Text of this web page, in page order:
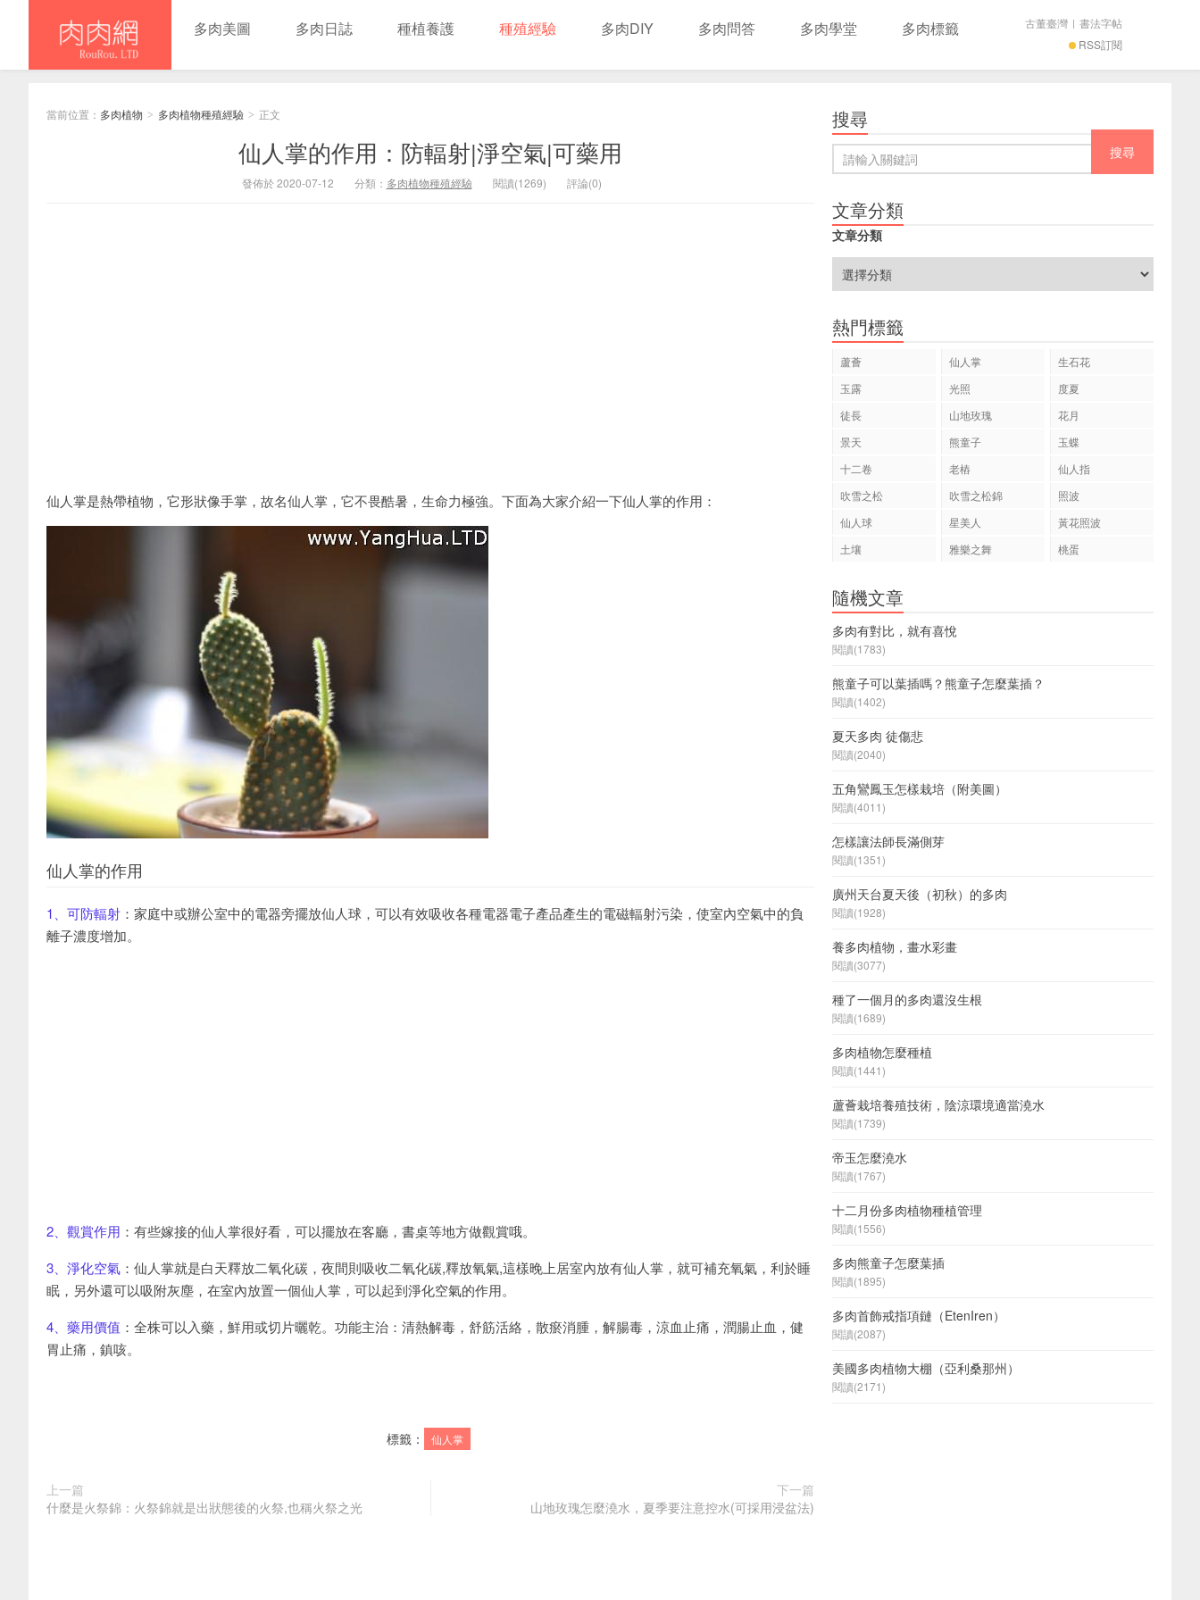
多肉美圖 多肉日誌 種植養護 種殖經驗 多肉DIY 多肉問答 多肉學堂 多肉標籤
RSS訂閱
古董臺灣 | 書法字帖
當前位置： 多肉植物 > 多肉植物種殖經驗 > 正文
仙人掌的作用：防輻射|淨空氣|可藥用
發佈於 2020-07-12 分類： 多肉植物種殖經驗 閱讀(1269) 評論(0)
仙人掌是熱帶植物，它形狀像手掌，故名仙人掌，它不畏酷暑，生命力極強。下面為大家介紹一下仙人掌的作用：
仙人掌的作用
1、可防輻射 ： 家庭中或辦公室中的電器旁擺放仙人球，可以有效吸收各種電器電子產品產生的電磁輻射污染，使室內空氣中的負
離子濃度增加。
2、觀賞作用 ：有些嫁接的仙人掌很好看，可以擺放在客廳，書桌等地方做觀賞哦。
3、淨化空氣 ：仙人掌就是白天釋放二氧化碳，夜間則吸收二氧化碳,釋放氧氣,這樣晚上居室內放有仙人掌，就可補充氧氣，利於睡
眠，另外還可以吸附灰塵，在室內放置一個仙人掌，可以起到淨化空氣的作用。
4、藥用價值 ：全株可以入藥，鮮用或切片曬乾。功能主治：清熱解毒，舒筋活絡，散瘀消腫，解腸毒，涼血止痛，潤腸止血，健
胃止痛，鎮咳。
標籤： 仙人掌
上一篇
什麼是火祭錦：火祭錦就是出狀態後的火祭,也稱火祭之光
下一篇
山地玫瑰怎麼澆水，夏季要注意控水(可採用浸盆法)
搜尋
文章分類
文章分類
熱門標籤
蘆薈 仙人掌
生石花
玉露
光照
度夏
徒長
山地玫瑰
花月
景天
熊童子
玉蝶
十二卷
老樁
仙人指
吹雪之松
吹雪之松錦
照波
仙人球
星美人
黃花照波
土壤
雅樂之舞 桃蛋
隨機文章
多肉有對比，就有喜悅
閱讀(1783)
熊童子可以葉插嗎？熊童子怎麼葉插？
閱讀(1402)
夏天多肉 徒傷悲
閱讀(2040)
五角鸞鳳玉怎樣栽培（附美圖）
閱讀(4011)
怎樣讓法師長滿側芽
閱讀(1351)
廣州天台夏天後（初秋）的多肉
閱讀(1928)
養多肉植物，畫水彩畫
閱讀(3077)
種了一個月的多肉還沒生根
閱讀(1689)
多肉植物怎麼種植
閱讀(1441)
蘆薈栽培養殖技術，陰涼環境適當澆水
閱讀(1739)
帝玉怎麼澆水
閱讀(1767)
十二月份多肉植物種植管理
閱讀(1556)
多肉熊童子怎麼葉插
閱讀(1895)
多肉首飾戒指項鏈（EtenIren）
閱讀(2087)
美國多肉植物大棚（亞利桑那州）
閱讀(2171)